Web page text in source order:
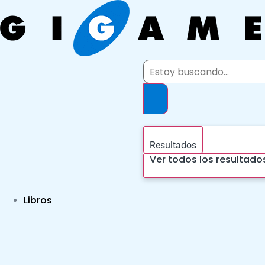
al
contenido
Search
Resultados
Ver todos los
Libros